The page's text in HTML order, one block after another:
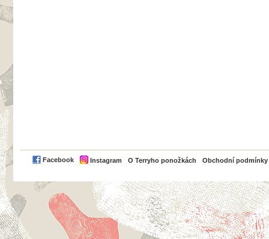
Facebook Instagram O Terryho ponožkách Obchodní podmínky
PayPal